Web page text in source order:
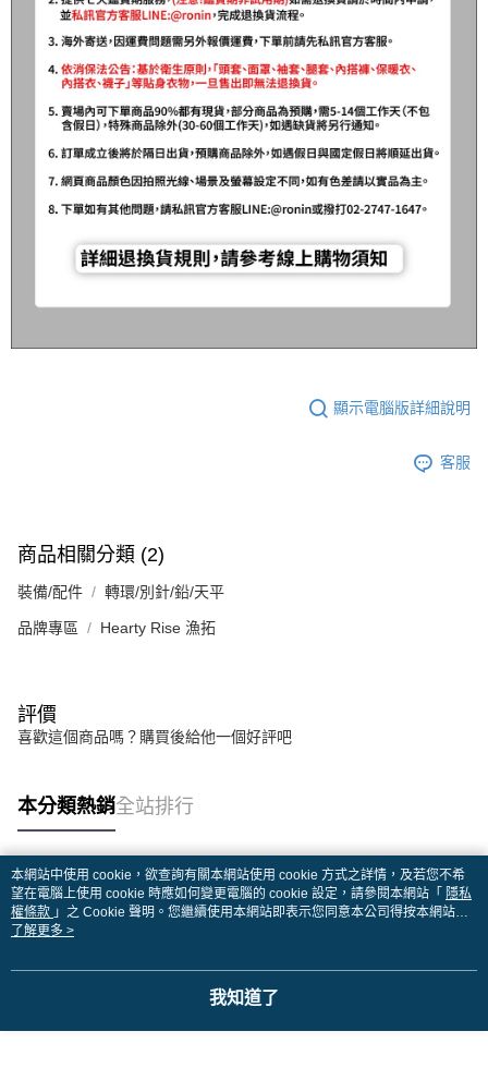
顯示電腦版詳細說明
客服
商品相關分類 (2)
裝備/配件 轉環/別針/鉛/天平
品牌專區 Hearty Rise 漁拓
評價
喜歡這個商品嗎？購買後給他一個好評吧
本分類熱銷全站排行
熱門標籤
本網站中使用 cookie，欲查詢有關本網站使用 cookie 方式之詳情，及若您不希
望在電腦上使用 cookie 時應如何變更電腦的 cookie 設定，請參閱本網站「 隱私
權條款 」之 Cookie 聲明。您繼續使用本網站即表示您同意本公司得按本網站使
用條款之 Cookie 聲明使用 cookie。
了解更多 >
我知道了